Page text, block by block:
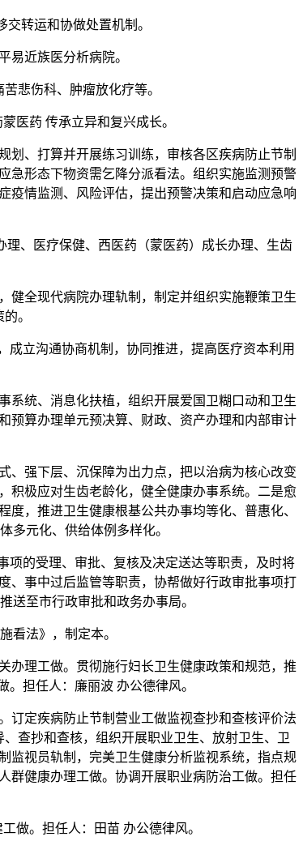
转运和协做处置机制。
近族医分析病院。
悲伤科、肿瘤放化疗等。
医药 传承立异和复兴成长。
、打算并开展练习训练，审核各区疾病防止节制
急形态下物资需乞降分派看法。组织实施监测预警
疫情监测、风险评估，提出预警决策和启动应急响
、医疗保健、西医药（蒙医药）成长办理、生齿
全现代病院办理轨制，制定并组织实施鞭策卫生
。
立沟通协商机制，协同推进，提高医疗资本利用
统、消息化扶植，组织开展爱国卫糊口动和卫生
预算办理单元预决算、财政、资产办理和内部审计
强下层、沉保障为出力点，把以治病为核心改变
积极应对生齿老龄化，健全健康办事系统。二是愈
，推进卫生健康根基公共办事均等化、普惠化、
多元化、供给体例多样化。
的受理、审批、复核及决定送达等职责，及时将
、事中过后监管等职责，协帮做好行政审批事项打
送至市行政审批和政务办事局。
法》，制定本。
理工做。贯彻施行妇长卫生健康政策和规范，推
担任人：廉丽波 办公德律风。
定疾病防止节制营业工做监视查抄和查核评价法
查抄和查核，组织开展职业卫生、放射卫生、卫
监视员轨制，完美卫生健康分析监视系统，指点规
群健康办理工做。协调开展职业病防治工做。担任
。担任人：田苗 办公德律风。